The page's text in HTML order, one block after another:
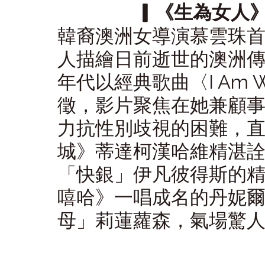
▎《生為女人
韓裔澳洲女導演慕雲珠
人描繪日前逝世的澳洲
年代以經典歌曲〈I Am
徵，影片聚焦在她兼顧
力抗性別歧視的困難，
城》蒂達柯漢哈維精湛
「快銀」伊凡彼得斯的
嘻哈》一唱成名的丹妮
母」莉蓮蘿森，氣場驚